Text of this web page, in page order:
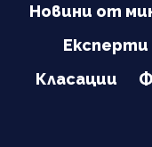
Новини от
Експерти
Класации